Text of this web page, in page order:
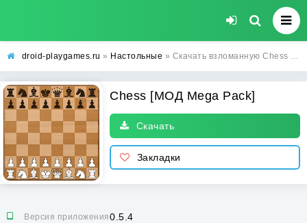
droid-playgames.ru » Настольные » Скачать взломанную Chess [МОД Mega Pack] - стабильная версия apk на Андроид
Chess [МОД Mega Pack]
Скачать
Закладки
Версия приложения:0.5.4